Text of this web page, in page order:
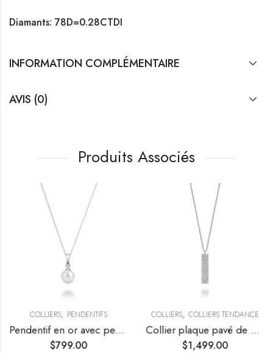
Diamants: 78D=0.28CTDI
INFORMATION COMPLÉMENTAIRE
AVIS (0)
Produits Associés
COLLIERS, PENDENTIFS
Pendentif en or avec perle de culture et diamant
$799.00
COLLIERS, COLLIERS TENDANCE
Collier plaque pavé de diamants
$1,499.00